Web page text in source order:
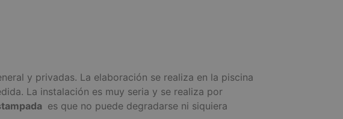
y privadas. La elaboración se realiza en la piscina
La instalación es muy seria y se realiza por
es que no puede degradarse ni siquiera